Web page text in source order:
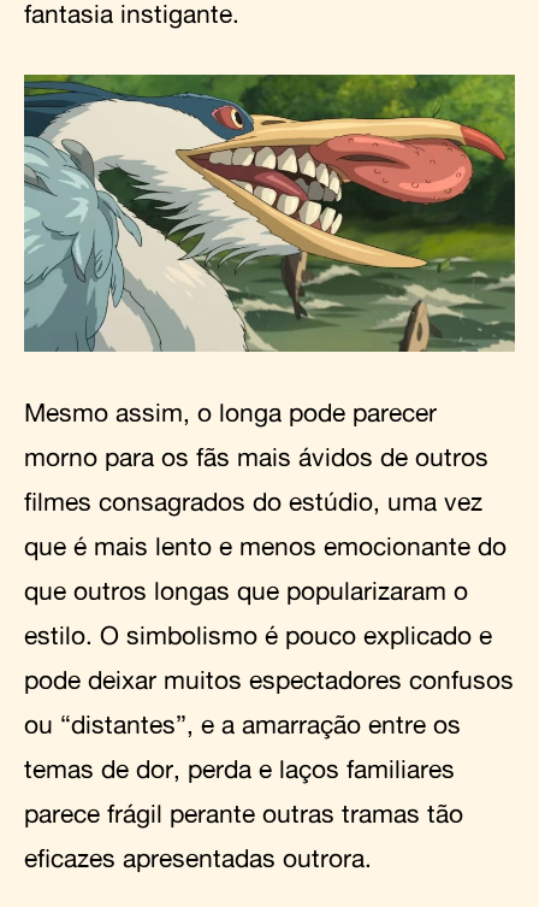
fantasia instigante.
Mesmo assim, o longa pode parecer
morno para os fãs mais ávidos de outros
filmes consagrados do estúdio, uma vez
que é mais lento e menos emocionante do
que outros longas que popularizaram o
estilo. O simbolismo é pouco explicado e
pode deixar muitos espectadores confusos
ou “distantes”, e a amarração entre os
temas de dor, perda e laços familiares
parece frágil perante outras tramas tão
eficazes apresentadas outrora.